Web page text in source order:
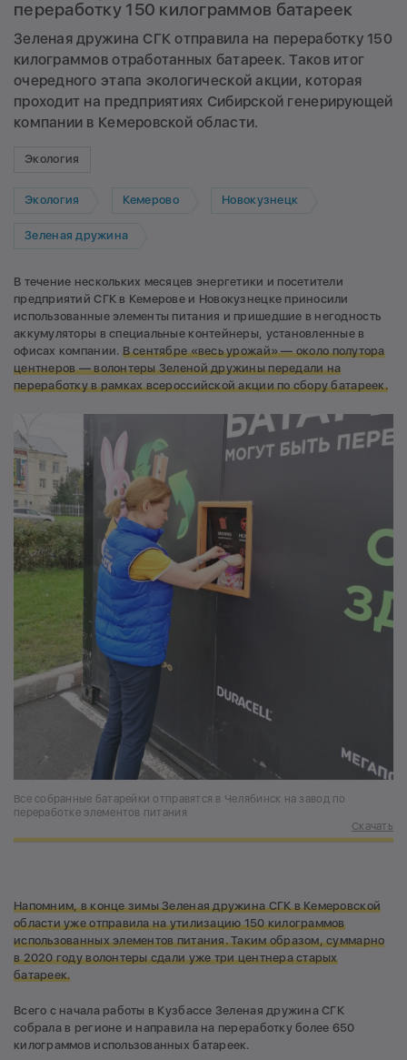
переработку 150 килограммов батареек
Зеленая дружина СГК отправила на переработку 150
килограммов отработанных батареек. Таков итог
очередного этапа экологической акции, которая
проходит на предприятиях Сибирской генерирующей
компании в Кемеровской области.
Экология
Экология Кемерово Новокузнецк
Зеленая дружина
В течение нескольких месяцев энергетики и посетители
предприятий СГК в Кемерове и Новокузнецке приносили
использованные элементы питания и пришедшие в негодность
аккумуляторы в специальные контейнеры, установленные в
офисах компании. В сентябре «весь урожай» — около полутора
центнеров — волонтеры Зеленой дружины передали на
переработку в рамках всероссийской акции по сбору батареек.
Все собранные батарейки отправятся в Челябинск на завод по
переработке элементов питания
Скачать
Напомним, в конце зимы Зеленая дружина СГК в Кемеровской
области уже отправила на утилизацию 150 килограммов
использованных элементов питания. Таким образом, суммарно
в 2020 году волонтеры сдали уже три центнера старых
батареек.
Всего с начала работы в Кузбассе Зеленая дружина СГК
собрала в регионе и направила на переработку более 650
килограммов использованных батареек.